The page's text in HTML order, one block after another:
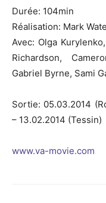
Durée: 104min
Réalisation: Mark
Avec: Olga
Richardson,
Gabriel Byrne, Sami
Sortie: 05.03.2014
– 13.02.2014 (Tessin)
www.va-movie.com